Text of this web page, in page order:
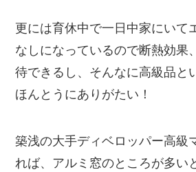
更には育休中で一日中家にいて
なしになっているので断熱効果
待できるし、そんなに高級品と
ほんとうにありがたい！
築浅の大手ディベロッパー高級
れば、アルミ窓のところが多い